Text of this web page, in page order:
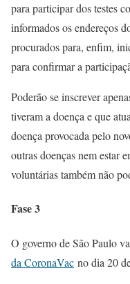
para participar dos testes
informados os endereços
procurados para, enfim,
para confirmar a
Poderão se inscrever
tiveram a doença e que
doença provocada pelo
outras doenças nem estar
voluntárias também não
Fase 3
O governo de São Paulo
da CoronaVac no dia 20